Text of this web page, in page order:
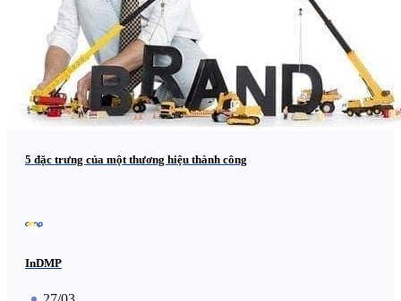
5 đặc trưng của một thương hiệu thành công
InDMP